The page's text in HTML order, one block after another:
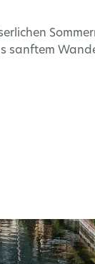
sanftem